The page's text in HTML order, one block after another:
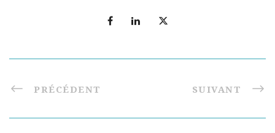
PRÉCÉDENT SUIVANT